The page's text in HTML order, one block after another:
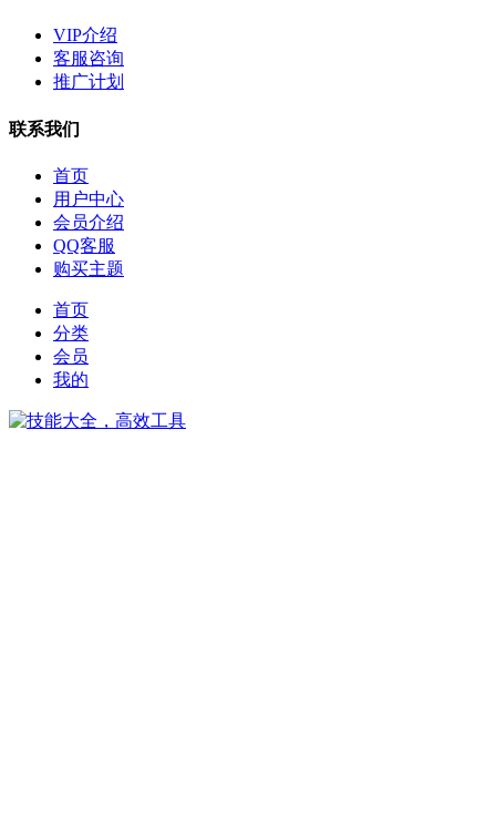
VIP介绍
客服咨询
推广计划
联系我们
首页
用户中心
会员介绍
QQ客服
购买主题
首页
分类
会员
我的